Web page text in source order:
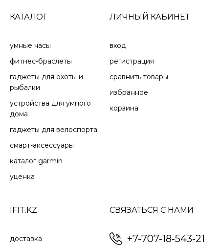
КАТАЛОГ
умные часы
фитнес-браслеты
гаджеты для охоты и
рыбалки
устройства для умного
дома
гаджеты для велоспорта
смарт-аксессуары
каталог garmin
уценка
IFIT.KZ
доставка
ЛИЧНЫЙ КАБИНЕТ
вход
регистрация
сравнить товары
избранное
корзина
СВЯЗАТЬСЯ С НАМИ
+7-707-18-543-21